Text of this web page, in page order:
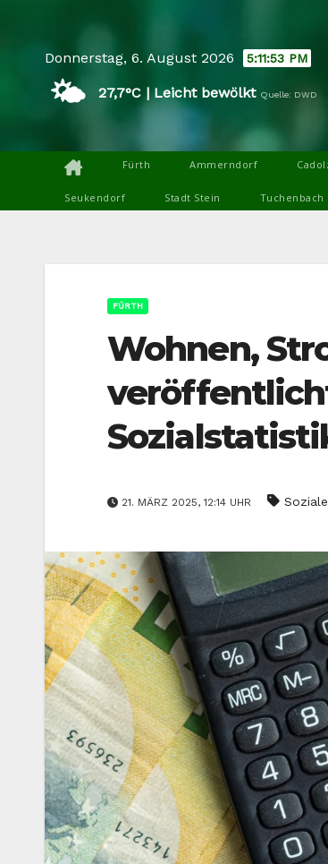
contentDonnerstag, 6. August 2026 5:11:54 PM
🌤️ 27,7°C | Leicht bewölkt Quelle: DWD
Fürth Ammerndorf
Seukendorf Stadt Stein Tuchenbach
FÜRTH
Wohnen,
21. MÄRZ 2025, 12:14 UHR